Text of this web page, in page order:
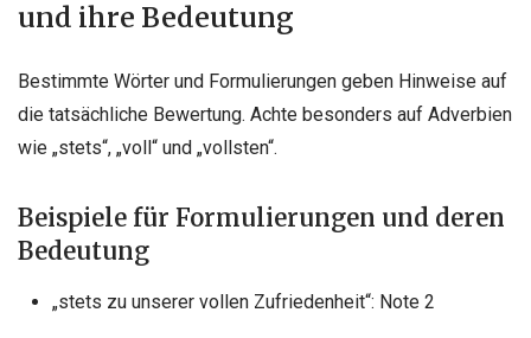
und ihre Bedeutung
Bestimmte Wörter und Formulierungen geben Hinweise auf
die tatsächliche Bewertung. Achte besonders auf Adverbien
wie „stets“, „voll“ und „vollsten“.
Beispiele für Formulierungen und deren
Bedeutung
„stets zu unserer vollen Zufriedenheit“: Note 2